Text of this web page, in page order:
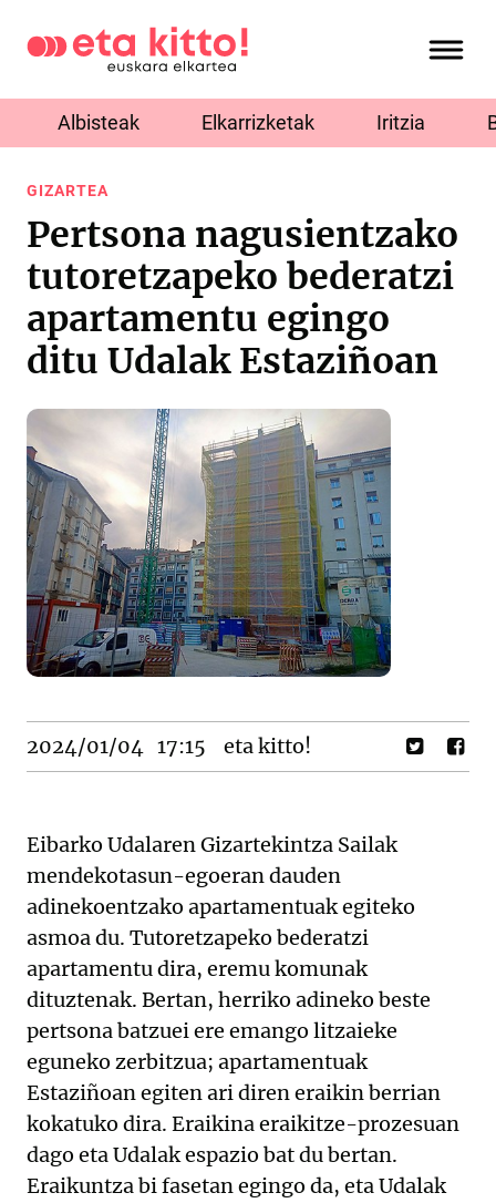
Albisteak Elkarrizketak Iritzia
GIZARTEA
Pertsona nagusientzako
tutoretzapeko bederatzi
apartamentu egingo
ditu Udalak Estaziñoan
2024/01/04 17:15 eta kitto!
Eibarko Udalaren Gizartekintza Sailak
mendekotasun-egoeran dauden
adinekoentzako apartamentuak egiteko
asmoa du. Tutoretzapeko bederatzi
apartamentu dira, eremu komunak
dituztenak. Bertan, herriko adineko beste
pertsona batzuei ere emango litzaieke
eguneko zerbitzua; apartamentuak
Estaziñoan egiten ari diren eraikin berrian
kokatuko dira. Eraikina eraikitze-prozesuan
dago eta Udalak espazio bat du bertan.
Eraikuntza bi fasetan egingo da, eta Udalak